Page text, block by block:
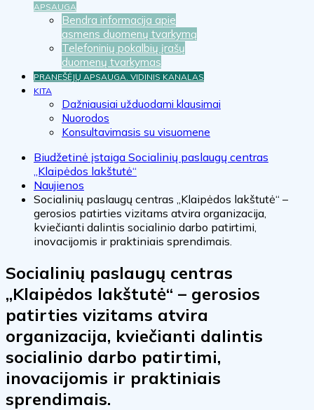
APSAUGA
Bendra informacija apie
asmens duomenų tvarkymą
Telefoninių pokalbių įrašų
duomenų tvarkymas
PRANEŠĖJŲ APSAUGA. VIDINIS KANALAS
KITA
Dažniausiai užduodami klausimai
Nuorodos
Konsultavimasis su visuomene
Biudžetinė įstaiga Socialinių paslaugų centras
„Klaipėdos lakštutė“
Naujienos
Socialinių paslaugų centras „Klaipėdos lakštutė“ –
gerosios patirties vizitams atvira organizacija,
kviečianti dalintis socialinio darbo patirtimi,
inovacijomis ir praktiniais sprendimais.
Socialinių paslaugų centras
„Klaipėdos lakštutė“ – gerosios
patirties vizitams atvira
organizacija, kviečianti dalintis
socialinio darbo patirtimi,
inovacijomis ir praktiniais
sprendimais.